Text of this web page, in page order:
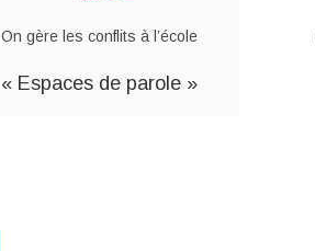
On gère les conflits à l’école
« Espaces de parole »